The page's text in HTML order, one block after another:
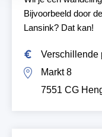
Bijvoorbeeld door
Lansink? Dat kan!
Verschillende
Markt 8
7551 CG